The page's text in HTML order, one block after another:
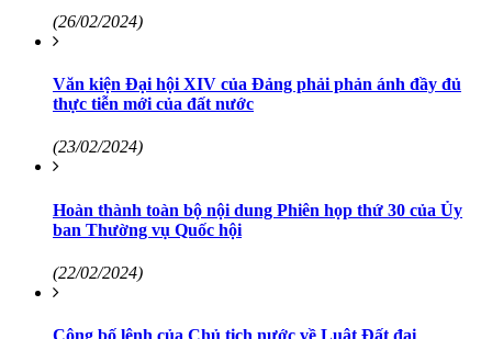
(26/02/2024)
Văn kiện Đại hội XIV của Đảng phải phản ánh đầy đủ
thực tiễn mới của đất nước
(23/02/2024)
Hoàn thành toàn bộ nội dung Phiên họp thứ 30 của Ủy
ban Thường vụ Quốc hội
(22/02/2024)